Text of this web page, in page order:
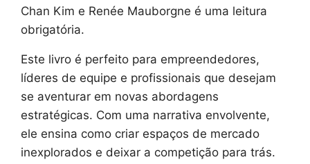
Chan Kim e Renée Mauborgne é uma leitura
obrigatória.
Este livro é perfeito para empreendedores,
líderes de equipe e profissionais que desejam
se aventurar em novas abordagens
estratégicas. Com uma narrativa envolvente,
ele ensina como criar espaços de mercado
inexplorados e deixar a competição para trás.